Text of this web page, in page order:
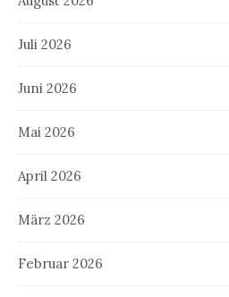
Juli 2026
Juni 2026
Mai 2026
April 2026
März 2026
Februar 2026